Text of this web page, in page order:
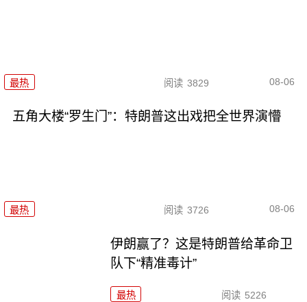
最热 阅读 3829 08-06
五角大楼“罗生门”：特朗普这出戏把全世界演懵
最热 阅读 3726 08-06
伊朗赢了？这是特朗普给革命卫
队下“精准毒计”
最热 阅读 5226